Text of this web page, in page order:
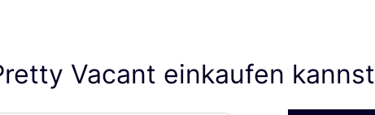
Vacant einkaufen kannst